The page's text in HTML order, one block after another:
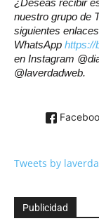
¿Deseas recibir
nuestro grupo de
siguientes
WhatsApp https://
en Instagram
@laverdadweb.
Tweets by
Publicidad